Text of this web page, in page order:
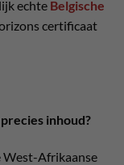
echte Belgische
certificaat
inhoud?
West-Afrikaanse